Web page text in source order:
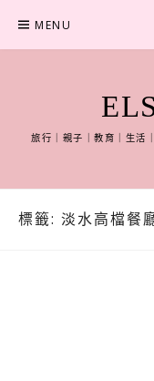
content
MENU
旅行｜親子｜教育｜生活
標籤: 淡水高檔餐